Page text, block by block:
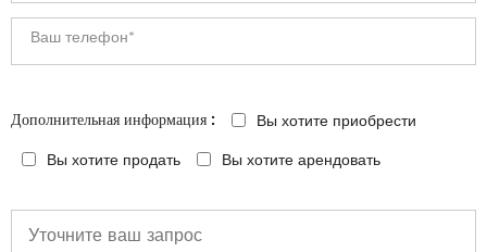
Дополнительная информация : Вы хотите приобрести
Вы хотите продать Вы хотите арендовать